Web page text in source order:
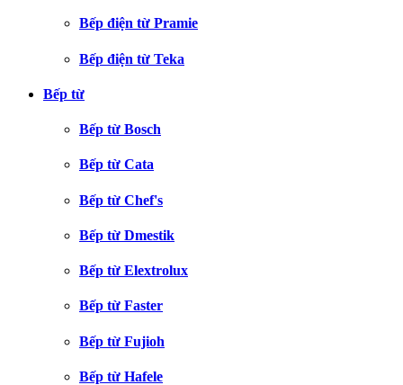
Bếp điện từ Pramie
Bếp điện từ Teka
Bếp từ
Bếp từ Bosch
Bếp từ Cata
Bếp từ Chef's
Bếp từ Dmestik
Bếp từ Elextrolux
Bếp từ Faster
Bếp từ Fujioh
Bếp từ Hafele